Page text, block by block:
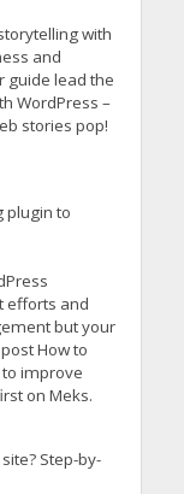
with
and
guide lead the
WordPress –
stories pop!
plugin to
efforts and
but your
How to
improve
on Meks.
Step-by-